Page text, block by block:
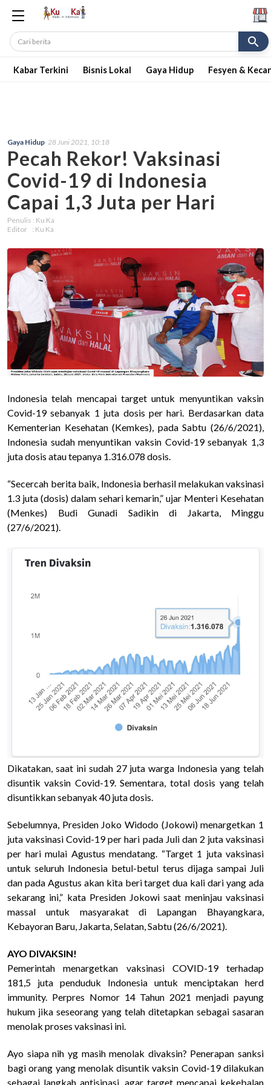
search
Kabar Terkini Bisnis Lokal Gaya Hidup Fesyen &
Gaya Hidup 28 Juni 2021, 10:18
Pecah Rekor! Vaksinasi
Covid-19 di Indonesia
Capai 1,3 Juta per Hari
Penulis : Ku Ka
Editor : Ku Ka
Indonesia telah mencapai target untuk menyuntikan vaksin
Covid-19sebanyak 1 juta dosis per hari. Berdasarkan data
Kementerian Kesehatan (Kemkes), pada Sabtu (26/6/2021),
Indonesia sudah menyuntikan vaksin Covid-19 sebanyak 1,3
juta dosis atau tepanya 1.316.078 dosis.
“Secercah berita baik, Indonesia berhasil melakukan vaksinasi
1.3 juta (dosis) dalam sehari kemarin,” ujar Menteri Kesehatan
(Menkes) Budi Gunadi Sadikin di Jakarta, Minggu
(27/6/2021).
Dikatakan, saat ini sudah 27 juta warga Indonesia yang telah
disuntik vaksin Covid-19. Sementara, total dosis yang telah
disuntikkan sebanyak 40 juta dosis.
Sebelumnya, Presiden Joko Widodo (Jokowi) menargetkan 1
juta vaksinasi Covid-19 per hari pada Juli dan 2 juta vaksinasi
per hari mulai Agustus mendatang. “Target 1 juta vaksinasi
untuk seluruh Indonesia betul-betul terus dijaga sampai Juli
dan pada Agustus akan kita beri target dua kali dari yang ada
sekarang ini,” kata Presiden Jokowi saat meninjau vaksinasi
massal untuk masyarakat di Lapangan Bhayangkara,
Kebayoran Baru, Jakarta, Selatan, Sabtu (26/6/2021).
AYO DIVAKSIN!
Pemerintah menargetkan vaksinasi COVID-19 terhadap
181,5 juta penduduk Indonesia untuk menciptakan herd
immunity. Perpres Nomor 14 Tahun 2021 menjadi payung
hukum jika seseorang yang telah ditetapkan sebagai sasaran
menolak proses vaksinasi ini.
Ayo siapa nih yg masih menolak divaksin? Penerapan sanksi
bagi orang yang menolak disuntik vaksin Covid-19 dilakukan
sebagai langkah antisipasi, agar target mencapai kekebalan